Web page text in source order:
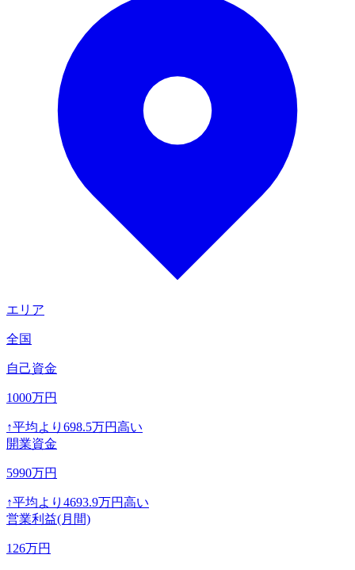
エリア
全国
自己資金
1000万円
↑平均より 698.5万円高い
開業資金
5990万円
↑平均より 4693.9万円高い
営業利益(月間)
126万円